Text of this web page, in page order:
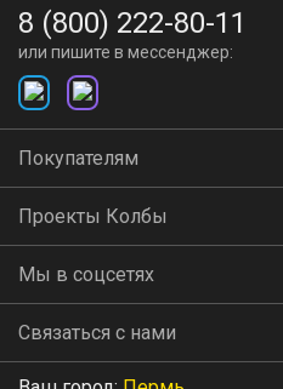
8 (800) 222-80-11
или пишите в мессенджер:
Покупателям
Проекты Колбы
Мы в соцсетях
Связаться с нами